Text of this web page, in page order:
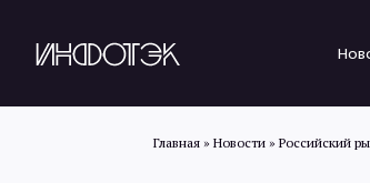
Главная » Новости » Российский